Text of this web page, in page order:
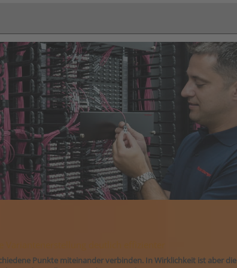
Punkte miteinander verbinden. In Wirklichkeit ist aber die